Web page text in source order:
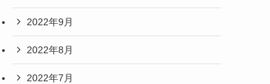
2022年9月
2022年8月
2022年7月